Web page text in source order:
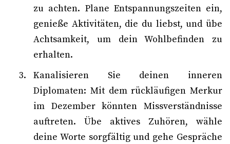
zu achten. Plane Entspannungszeiten ein,
genieße Aktivitäten, die du liebst, und übe
Achtsamkeit, um dein Wohlbefinden zu
erhalten.
Kanalisieren Sie deinen inneren
Diplomaten: Mit dem rückläufigen Merkur
im Dezember könnten Missverständnisse
auftreten. Übe aktives Zuhören, wähle
deine Worte sorgfältig und gehe Gespräche